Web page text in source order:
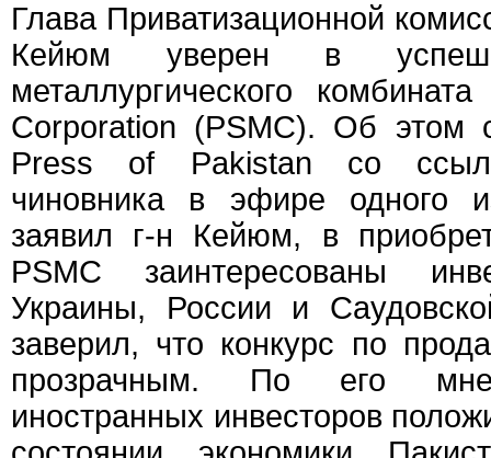
Глава Приватизационной
Кейюм уверен в
металлургического
Corporation (PSMC). Об этом
Press of Pakistan со
чиновника в эфире одного
заявил г-н Кейюм, в
PSMC заинтересованы
Украины, России и
заверил, что конкурс по
прозрачным. По его
иностранных инвесторов